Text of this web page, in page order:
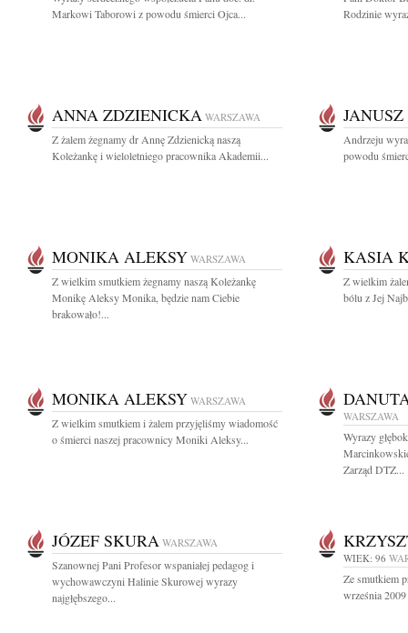
Markowi Taborowi z powodu śmierci Ojca...
Rodzinie
ANNA ZDZIENICKA WARSZAWA
Z żalem żegnamy dr Annę Zdzienicką naszą
Koleżankę i wieloletniego pracownika Akademii...
Andrzeju
powodu
MONIKA ALEKSY WARSZAWA
Z wielkim smutkiem żegnamy naszą Koleżankę
Monikę Aleksy Monika, będzie nam Ciebie
brakowało!...
KASIA
Z wielkim
bólu z Jej
MONIKA ALEKSY WARSZAWA
Z wielkim smutkiem i żalem przyjęliśmy wiadomość
o śmierci naszej pracownicy Moniki Aleksy...
WARSZAWA
Wyrazy
Zarząd DTZ...
JÓZEF SKURA WARSZAWA
Szanownej Pani Profesor wspaniałej pedagog i
wychowawczyni Halinie Skurowej wyrazy
najgłębszego...
WIEK: 96
Ze smutkiem
września